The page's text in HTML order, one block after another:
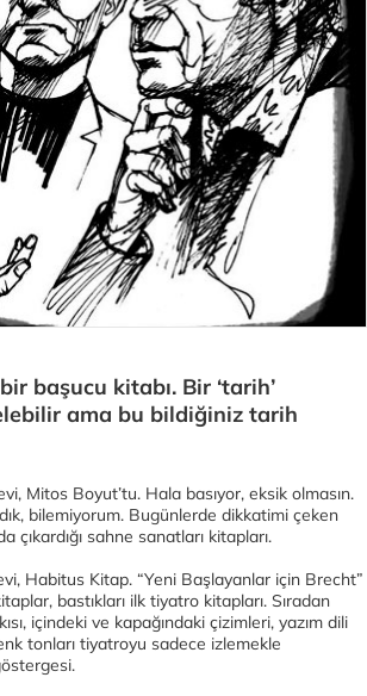
başucu kitabı. Bir ‘tarih’
ama bu bildiğiniz tarih
Mitos Boyut’tu. Hala basıyor, eksik olmasın.
bilemiyorum. Bugünlerde dikkatimi çeken
çıkardığı sahne sanatları kitapları.
Habitus Kitap. “Yeni Başlayanlar için Brecht”
bastıkları ilk tiyatro kitapları. Sıradan
içindeki ve kapağındaki çizimleri, yazım dili
tonları tiyatroyu sadece izlemekle